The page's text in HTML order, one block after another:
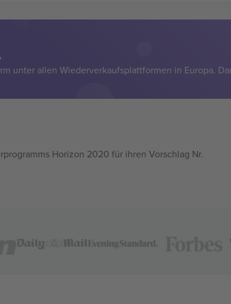
unter allen Wiederverkaufsplattformen in Europa.
Horizon 2020 für ihren Vorschlag Nr.